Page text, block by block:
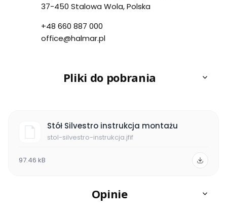
37-450 Stalowa Wola, Polska
+48 660 887 000
office@halmar.pl
Pliki do pobrania
stol-silvestro-instrukcja.jfif
97.46 kB
Stół Silvestro instrukcja montażu
Opinie